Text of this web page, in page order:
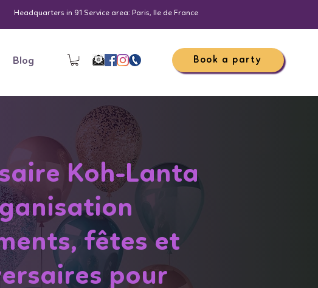
Headquarters in 91 Service area: Paris, Ile de France
Blog Book a party
Koh-Lanta
fêtes et
pour